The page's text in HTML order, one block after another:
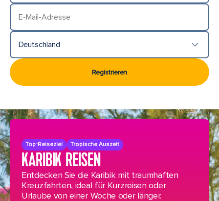
E-Mail-Adresse
Land/Ort
Deutschland
Registrieren
Top-Reiseziel Tropische Auszeit
KARIBIK REISEN
Entdecken Sie die Karibik mit traumhaften
Kreuzfahrten, ideal für Kurzreisen oder
Urlaube von einer Woche oder länger.